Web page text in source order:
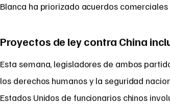
Blanca ha priorizado acuerdos comerciales
Proyectos de ley contra China
Esta semana, legisladores de ambos
los derechos humanos y la seguridad
Estados Unidos de funcionarios chinos